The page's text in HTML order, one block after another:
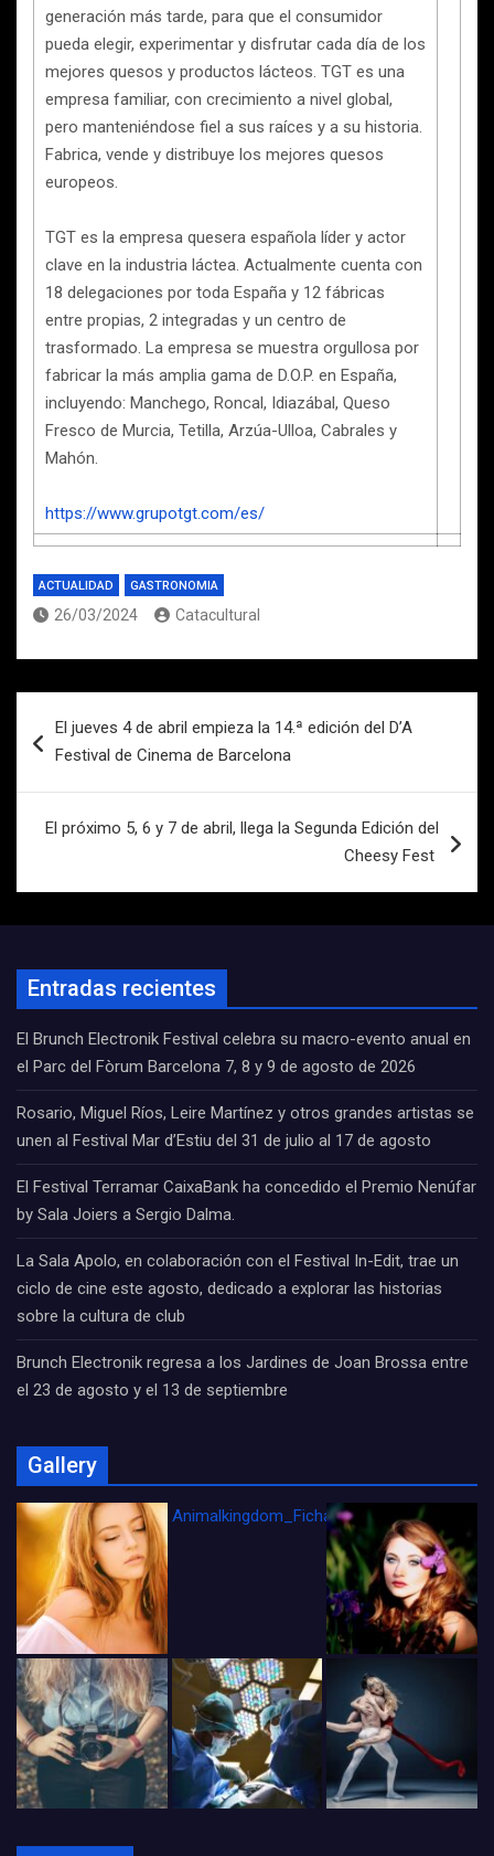
generación más tarde, para que el consumidor
pueda elegir, experimentar y disfrutar cada día de los
mejores quesos y productos lácteos. TGT es una
empresa familiar, con crecimiento a nivel global,
pero manteniéndose fiel a sus raíces y a su historia.
Fabrica, vende y distribuye los mejores quesos
europeos.
TGT es la empresa quesera española líder y actor
clave en la industria láctea. Actualmente cuenta con
18 delegaciones por toda España y 12 fábricas
entre propias, 2 integradas y un centro de
trasformado. La empresa se muestra orgullosa por
fabricar la más amplia gama de D.O.P. en España,
incluyendo: Manchego, Roncal, Idiazábal, Queso
Fresco de Murcia, Tetilla, Arzúa-Ulloa, Cabrales y
Mahón.
https://www.grupotgt.com/es/
ACTUALIDAD GASTRONOMIA
26/03/2024 Catacultural
de
El jueves 4 de abril empieza la 14.ª edición del D’A
Festival de Cinema de Barcelona
El próximo 5, 6 y 7 de abril, llega la Segunda Edición del
Cheesy Fest
Entradas recientes
El Brunch Electronik Festival celebra su macro-evento anual en
el Parc del Fòrum Barcelona 7, 8 y 9 de agosto de 2026
Rosario, Miguel Ríos, Leire Martínez y otros grandes artistas se
unen al Festival Mar d’Estiu del 31 de julio al 17 de agosto
El Festival Terramar CaixaBank ha concedido el Premio Nenúfar
by Sala Joiers a Sergio Dalma.
La Sala Apolo, en colaboración con el Festival In-Edit, trae un
ciclo de cine este agosto, dedicado a explorar las historias
sobre la cultura de club
Brunch Electronik regresa a los Jardines de Joan Brossa entre
el 23 de agosto y el 13 de septiembre
Gallery
Animalkingdom_FichaCine